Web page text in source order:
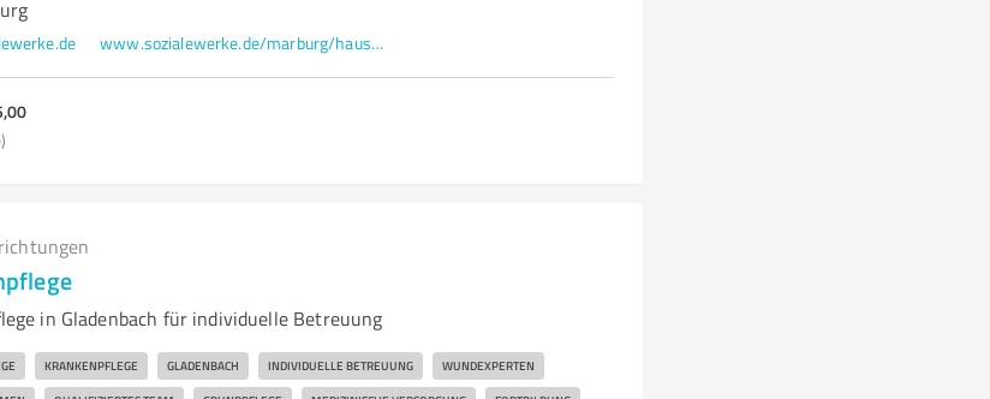
www.sozialewerke.de/marburg/haus-st-elisabeth.html
in Gladenbach für individuelle Betreuung
KRANKENPFLEGE GLADENBACH INDIVIDUELLE BETREUUNG WUNDEXPERTEN